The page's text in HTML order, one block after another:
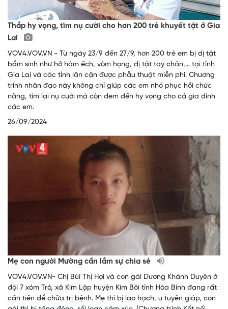
Thắp hy vọng, tìm nụ cười cho hơn 200 trẻ khuyết tật ở Gia
Lai
VOV4.VOV.VN - Từ ngày 23/9 đến 27/9, hơn 200 trẻ em bị dị tật
bẩm sinh như hở hàm ếch, vòm họng, dị tật tay chân,... tại tỉnh
Gia Lai và các tỉnh lân cận được phẫu thuật miễn phí. Chương
trình nhân đạo này không chỉ giúp các em nhỏ phục hồi chức
năng, tìm lại nụ cười mà còn đem đến hy vọng cho cả gia đình
các em.
26/09/2024
Mẹ con người Mường cần lắm sự chia sẻ
VOV4.VOV.VN- Chị Bùi Thị Hợi và con gái Dương Khánh Duyên ở
đội 7 xóm Trò, xã Kim Lập huyện Kim Bôi tỉnh Hòa Bình đang rất
cần tiền để chữa trị bệnh. Mẹ thì bị lao hạch, u tuyến giáp, con